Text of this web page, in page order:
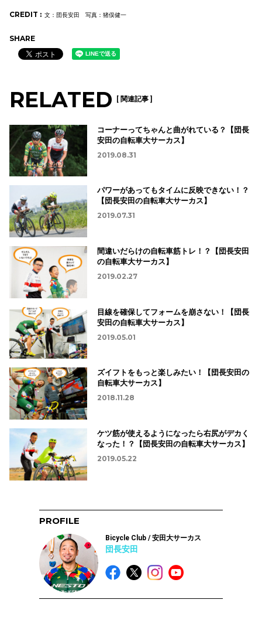
CREDIT : 文：団長安田 写真：猪俣健一
SHARE
RELATED [ 関連記事 ]
コーナーってちゃんと曲がれている？【団長
安田の自転車大サーカス】
2019.08.31
パワーがあってもタイムに反映できない！？
【団長安田の自転車大サーカス】
2019.07.31
間違いだらけの自転車筋トレ！？【団長安田
の自転車大サーカス】
2019.02.27
目線を確保してフォームを崩さない！【団長
安田の自転車大サーカス】
2019.05.01
ズイフトをもっと楽しみたい！【団長安田の
自転車大サーカス】
2018.11.28
ケツ筋が使えるようになったら右尻がデカく
なった！？【団長安田の自転車大サーカス】
2019.05.22
PROFILE
Bicycle Club / 安田大サーカス
団長安田